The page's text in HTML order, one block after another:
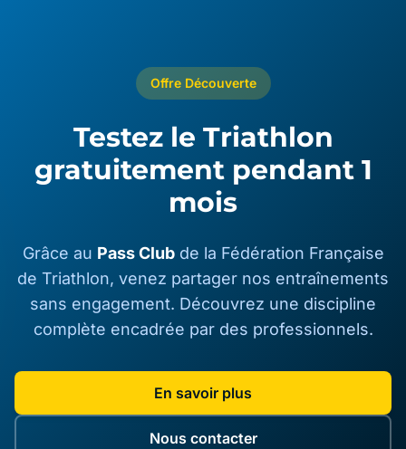
Offre Découverte
Testez le Triathlon
gratuitement pendant 1
mois
Grâce au Pass Clubde la Fédération Française
de Triathlon, venez partager nos entraînements
sans engagement. Découvrez une discipline
complète encadrée par des professionnels.
En savoir plus
Nous contacter